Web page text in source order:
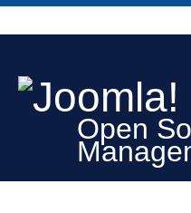
Open